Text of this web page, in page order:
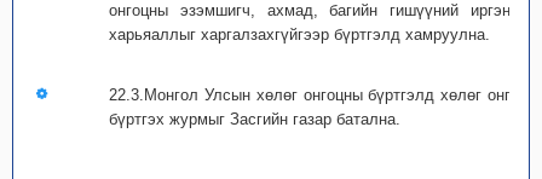
онгоцны эзэмшигч, ахмад, багийн гишүүний иргэний
харьяаллыг харгалзахгүйгээр бүртгэлд хамруулна.
22.3.Монгол Улсын хөлөг онгоцны бүртгэлд хөлөг онгоц
бүртгэх журмыг Засгийн газар батална.